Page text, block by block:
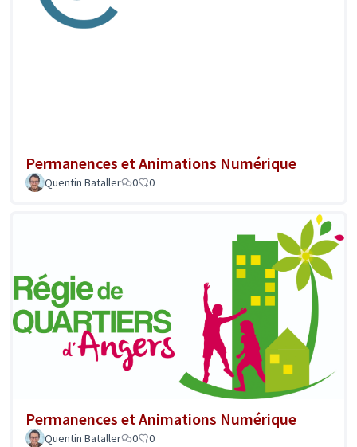
Permanences et Animations Numérique
Quentin Bataller 0 0
Permanences et Animations Numérique
Quentin Bataller 0 0